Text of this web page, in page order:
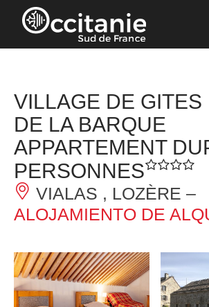
Panel de gestión de cookies
VILLAGE DE GITES
DE LA BARQUE
APPARTEMENT
PERSONNES
VIALAS , LOZÈRE –
ALOJAMIENTO DE